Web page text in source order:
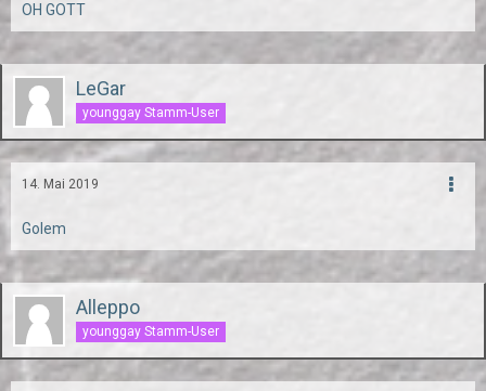
OH GOTT
LeGar
younggay Stamm-User
14. Mai 2019
Golem
Alleppo
younggay Stamm-User